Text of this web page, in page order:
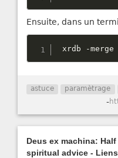
Ensuite, dans un
xrdb -
astuce paramètrage
-
Deus ex machina:
spiritual advice -